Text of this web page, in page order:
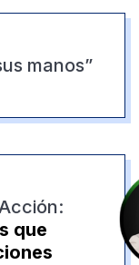
manos”
que